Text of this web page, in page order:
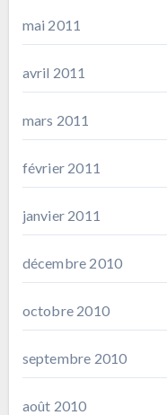
mai 2011
avril 2011
mars 2011
février 2011
janvier 2011
décembre 2010
octobre 2010
septembre 2010
août 2010